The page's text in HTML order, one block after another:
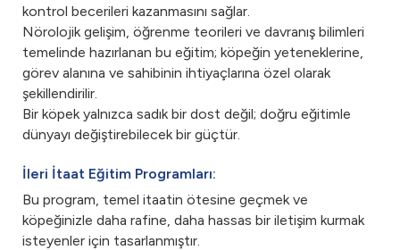
kontrol becerileri kazanmasını sağlar.
Nörolojik gelişim, öğrenme teorileri ve davranış bilimleri
temelinde hazırlanan bu eğitim; köpeğin yeteneklerine,
görev alanına ve sahibinin ihtiyaçlarına özel olarak
şekillendirilir.
Bir köpek yalnızca sadık bir dost değil; doğru eğitimle
dünyayı değiştirebilecek bir güçtür.
İleri İtaat Eğitim Programları:
Bu program, temel itaatin ötesine geçmek ve
köpeğinizle daha rafine, daha hassas bir iletişim kurmak
isteyenler için tasarlanmıştır.